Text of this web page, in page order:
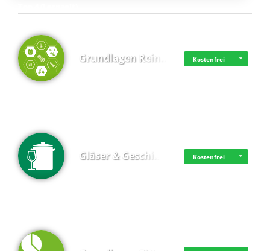
Grundlagen Rein… Kostenfrei
Gläser & Geschi… Kostenfrei